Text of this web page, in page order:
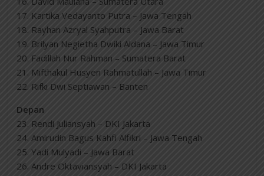
17. Kartika Vedayanto Putra – Jawa Tengah
18. Rayhan Azryal Syahputra – Jawa Barat
19. Brilyan Negietha Dwiki Aldana – Jawa Timur
20. Fadillah Nur Rahman – Sumatera Barat
21. Mifthakul Husyen Rahmatullah – Jawa Timur
22. Rifki Dwi Septiawan – Banten
Depan
23. Rendi Juliansyah – DKI Jakarta
24. Amirudin Bagus Kahfi Alfikri – Jawa Tengah
25. Yadi Mulyadi – Jawa Barat
26. Andre Oktaviansyah – DKI Jakarta